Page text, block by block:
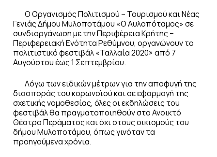
Ο Οργανισμός Πολιτισμού – Τουρισμού και Νέας
Γενιάς Δήμου Μυλοποτάμου «Ο Αυλοπόταμος» σε
συνδιοργάνωση με την Περιφέρεια Κρήτης –
Περιφερειακή Ενότητα Ρεθύμνου, οργανώνουν το
πολιτιστικό φεστιβάλ «Ταλλαία 2020» από 7
Αυγούστου έως 1 Σεπτεμβρίου.
Λόγω των ειδικών μέτρων για την αποφυγή της
διασποράς του κορωνοϊού και σε εφαρμογή της
σχετικής νομοθεσίας, όλες οι εκδηλώσεις του
φεστιβάλ θα πραγματοποιηθούν στο Ανοικτό
Θέατρο Περάματος και όχι στους οικισμούς του
δήμου Μυλοποτάμου, όπως γινόταν τα
προηγούμενα χρόνια.